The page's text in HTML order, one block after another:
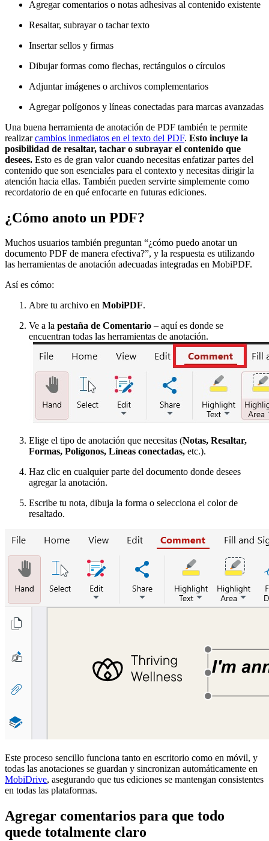
Agregar comentarios o notas adhesivas al contenido existente
Resaltar, subrayar o tachar texto
Insertar sellos y firmas
Dibujar formas como flechas, rectángulos o círculos
Adjuntar imágenes o archivos complementarios
Agregar polígonos y líneas conectadas para marcas avanzadas
Una buena herramienta de anotación de PDF también te permite
realizarcambios inmediatos en el texto del PDF. Esto incluye la
posibilidad de resaltar, tachar o subrayar el contenido que
desees. Esto es de gran valor cuando necesitas enfatizar partes del
contenido que son esenciales para el contexto y necesitas dirigir la
atención hacia ellas. También pueden servirte simplemente como
recordatorio de en qué enfocarte en futuras ediciones.
¿Cómo anoto un PDF?
Muchos usuarios también preguntan “¿cómo puedo anotar un
documento PDF de manera efectiva?”, y la respuesta es utilizando
las herramientas de anotación adecuadas integradas en MobiPDF.
Así es cómo:
Abre tu archivo en MobiPDF.
Ve a la pestaña de Comentario – aquí es donde se
encuentran todas las herramientas de anotación.
Elige el tipo de anotación que necesitas (Notas, Resaltar,
Formas, Polígonos, Líneas conectadas, etc.).
Haz clic en cualquier parte del documento donde desees
agregar la anotación.
Escribe tu nota, dibuja la forma o selecciona el color de
resaltado.
Este proceso sencillo funciona tanto en escritorio como en móvil, y
todas las anotaciones se guardan y sincronizan automáticamente en
MobiDrive, asegurando que tus ediciones se mantengan consistentes
en todas las plataformas.
Agregar comentarios para que todo
quede totalmente claro